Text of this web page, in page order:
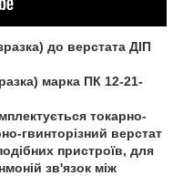
до верстата ДІП
марка ПК 12-21-
токарно-
гвинторізний верстат
пристроїв, для
зв'язок між